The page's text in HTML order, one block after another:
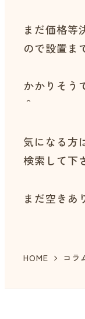
まだ価格等
ので設置ま
かかりそう
＾
気になる方
検索して下
まだ空きあ
HOME コラ